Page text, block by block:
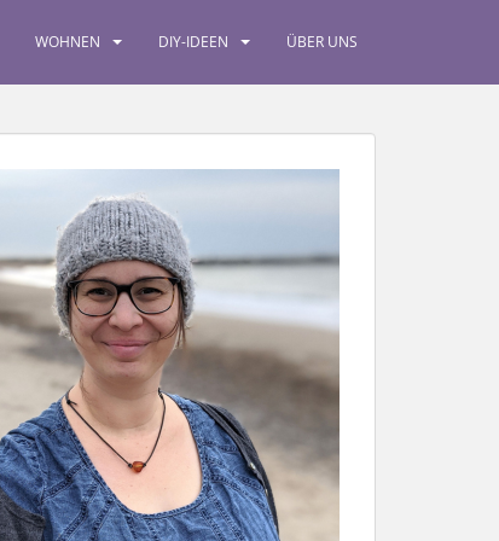
WOHNEN DIY-IDEEN ÜBER UNS